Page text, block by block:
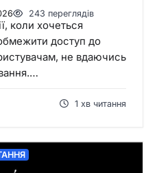
243 переглядів
коли хочеться
доступ до
не вдаючись
1 хв читання